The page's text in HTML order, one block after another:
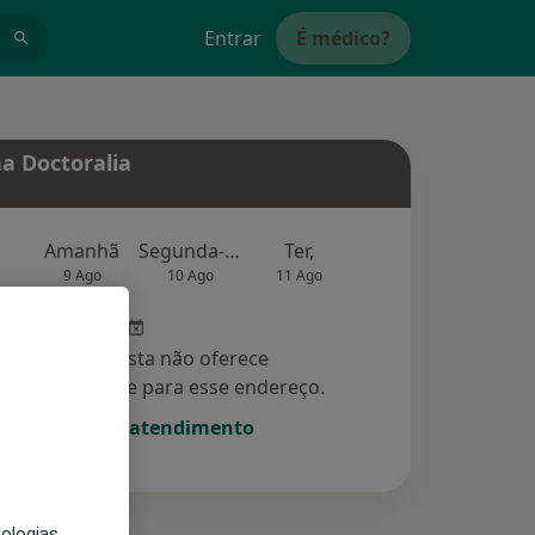
Entrar É médico?
Doctoralia
Amanhã
9 Ago
Segunda-feira
10 Ago
Ter,
11 Ago
Esse especialista não oferece
online para esse endereço.
Solicite um atendimento